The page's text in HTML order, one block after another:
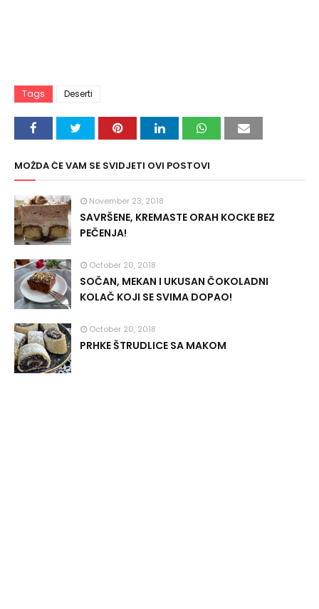
Tags Deserti
MOŽDA ĆE VAM SE SVIDJETI OVI POSTOVI
November 23, 2018
SAVRŠENE, KREMASTE ORAH KOCKE BEZ
PEČENJA!
October 20, 2018
SOČAN, MEKAN I UKUSAN ČOKOLADNI
KOLAČ KOJI SE SVIMA DOPAO!
October 20, 2018
PRHKE ŠTRUDLICE SA MAKOM